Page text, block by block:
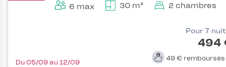
6 max 30 m² 2 chambres
Pour 7
494
49 € remboursés
Du 05/09 au 12/09